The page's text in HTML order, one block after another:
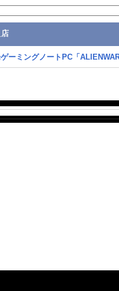
ーミングノートPC「